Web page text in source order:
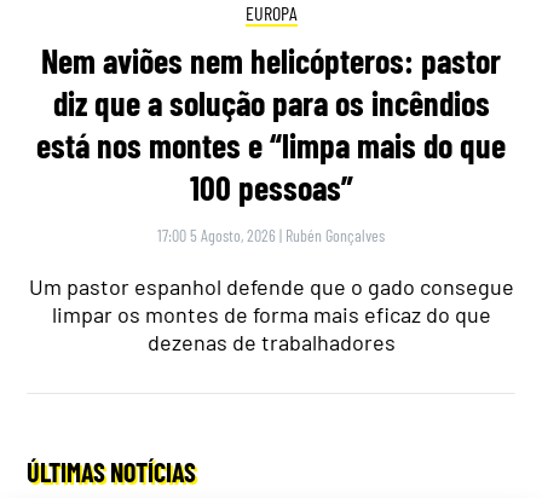
EUROPA
Nem aviões nem helicópteros: pastor
diz que a solução para os incêndios
está nos montes e “limpa mais do que
100 pessoas”
17:00 5 Agosto, 2026 | Rubén Gonçalves
Um pastor espanhol defende que o gado consegue
limpar os montes de forma mais eficaz do que
dezenas de trabalhadores
ÚLTIMAS NOTÍCIAS